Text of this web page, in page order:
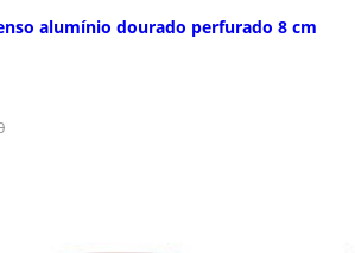
alumínio dourado perfurado 8 cm